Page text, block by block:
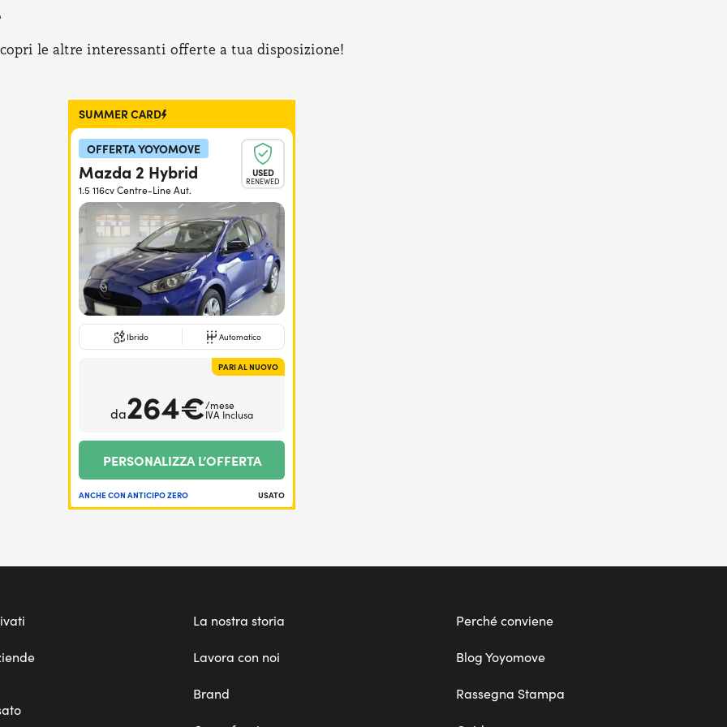
le altre interessanti offerte a tua disposizione!
SUMMER CARD
OFFERTA YOYOMOVE
USED
RENEWED
Mazda 2 Hybrid
1.5 116cv Centre-Line Aut.
Ibrido Automatico
PARI AL NUOVO
da264€/mese
IVA Inclusa
PERSONALIZZA L’OFFERTA
ANCHE CON ANTICIPO ZERO USATO
La nostra storia
Lavora con noi
Brand
Perché conviene
Blog Yoyomove
Rassegna Stampa